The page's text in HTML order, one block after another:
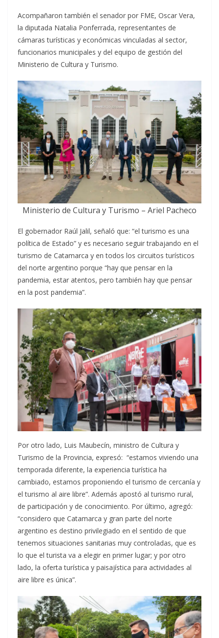
Acompañaron también el senador por FME, Oscar Vera,
la diputada Natalia Ponferrada, representantes de
cámaras turísticas y económicas vinculadas al sector,
funcionarios municipales y del equipo de gestión del
Ministerio de Cultura y Turismo.
Ministerio de Cultura y Turismo – Ariel Pacheco
El gobernador Raúl Jalil, señaló que: “el turismo es una
política de Estado” y es necesario seguir trabajando en el
turismo de Catamarca y en todos los circuitos turísticos
del norte argentino porque “hay que pensar en la
pandemia, estar atentos, pero también hay que pensar
en la post pandemia”.
Por otro lado, Luis Maubecín, ministro de Cultura y
Turismo de la Provincia, expresó: “estamos viviendo una
temporada diferente, la experiencia turística ha
cambiado, estamos proponiendo el turismo de cercanía y
el turismo al aire libre”. Además apostó al turismo rural,
de participación y de conocimiento. Por último, agregó:
“considero que Catamarca y gran parte del norte
argentino es destino privilegiado en el sentido de que
tenemos situaciones sanitarias muy controladas, que es
lo que el turista va a elegir en primer lugar; y por otro
lado, la oferta turística y paisajística para actividades al
aire libre es única”.